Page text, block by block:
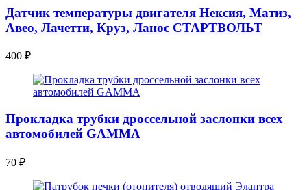
Датчик температуры двигателя Нексия, Матиз,
Авео, Лачетти, Круз, Ланос СТАРТВОЛЬТ
400 ₽
Прокладка трубки дроссельной заслонки всех
автомобилей GAMMA
70 ₽